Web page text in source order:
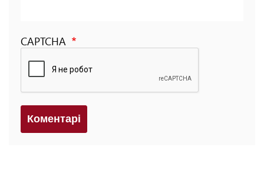
CAPTCHA
Коментарi